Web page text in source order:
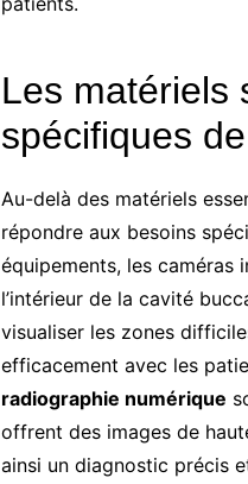
Les matériels
spécifiques
Au-delà des matériels
répondre aux besoins
équipements, les caméras
l’intérieur de la cavité
visualiser les zones
efficacement avec les
radiographie numérique
offrent des images de
ainsi un diagnostic précis